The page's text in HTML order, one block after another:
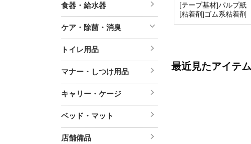
[テープ基材]パルプ紙
[粘着剤]ゴム系粘着剤
最近見たアイテム
食器・給水器
ケア・除菌・消臭
トイレ用品
マナー・しつけ用品
キャリー・ケージ
ベッド・マット
店舗備品